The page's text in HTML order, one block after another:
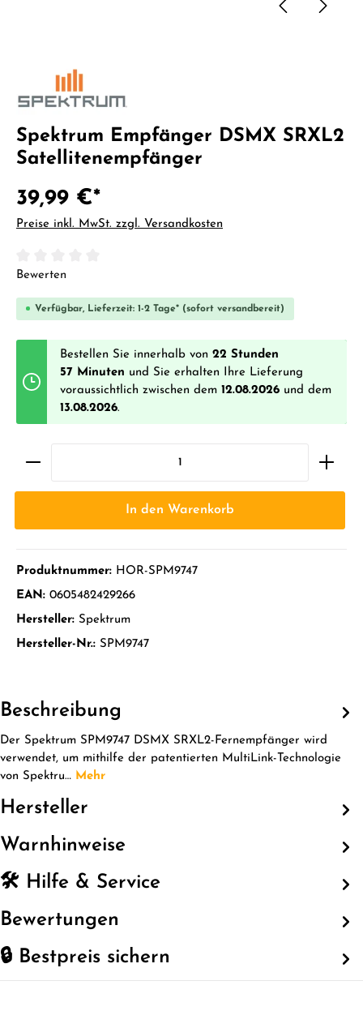
Spektrum Empfänger DSMX SRXL2
Satellitenempfänger
39,99 €*
Preise inkl. MwSt. zzgl. Versandkosten
Durchschnittliche Bewertung von 0 von 5 Sternen
Bewerten
Verfügbar, Lieferzeit: 1-2 Tage* (sofort versandbereit)
Bestellen Sie innerhalb von 22 Stunden
57 Minuten und Sie erhalten Ihre Lieferung
voraussichtlich zwischen dem 12.08.2026 und dem
13.08.2026.
In den Warenkorb
Produktnummer: HOR-SPM9747
EAN: 0605482429266
Hersteller: Spektrum
Hersteller-Nr.: SPM9747
Beschreibung
Der Spektrum SPM9747 DSMX SRXL2-Fernempfänger wird
verwendet, um mithilfe der patentierten MultiLink-Technologie
von Spektru… Mehr
Hersteller
Warnhinweise
🛠️ Hilfe & Service
Bewertungen
🔒 Bestpreis sichern